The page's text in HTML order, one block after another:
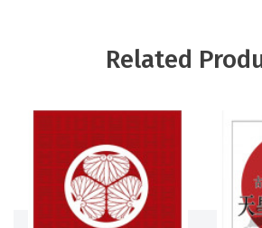
Related